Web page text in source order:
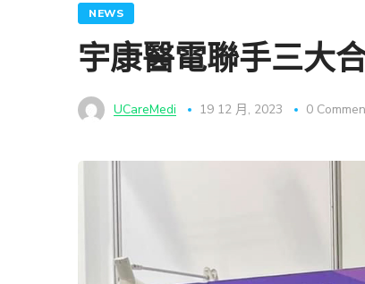
NEWS
宇康醫電聯手三大
UCareMedi 19 12 月, 2023 0